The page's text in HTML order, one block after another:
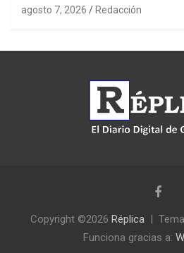
agosto 7, 2026 Redacción
Copyright ©2026 Réplica
Funciona gracias a: